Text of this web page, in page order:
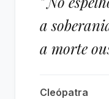
a
a morte
Cleópatra